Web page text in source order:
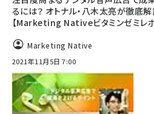
るには？ オトナル・八木太亮が徹底解
【Marketing Nativeビタミンゼミレポ
Marketing Native
2021年11月5日 7:00